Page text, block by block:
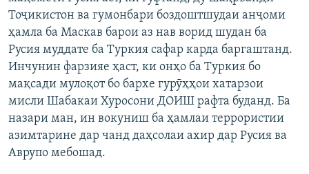
Тоҷикистон ва гумонбари боздоштшудаи анҷоми
ҳамла ба Маскав барои аз нав ворид шудан ба
Русия муддате ба Туркия сафар карда баргаштанд.
Инчунин фарзияе ҳаст, ки онҳо ба Туркия бо
мақсади мулоқот бо бархе гурӯҳҳои хатарзои
мисли Шабакаи Хуросони ДОИШ рафта буданд. Ба
назари ман, ин вокуниш ба ҳамлаи террористии
азимтарине дар чанд даҳсолаи ахир дар Русия ва
Аврупо мебошад.